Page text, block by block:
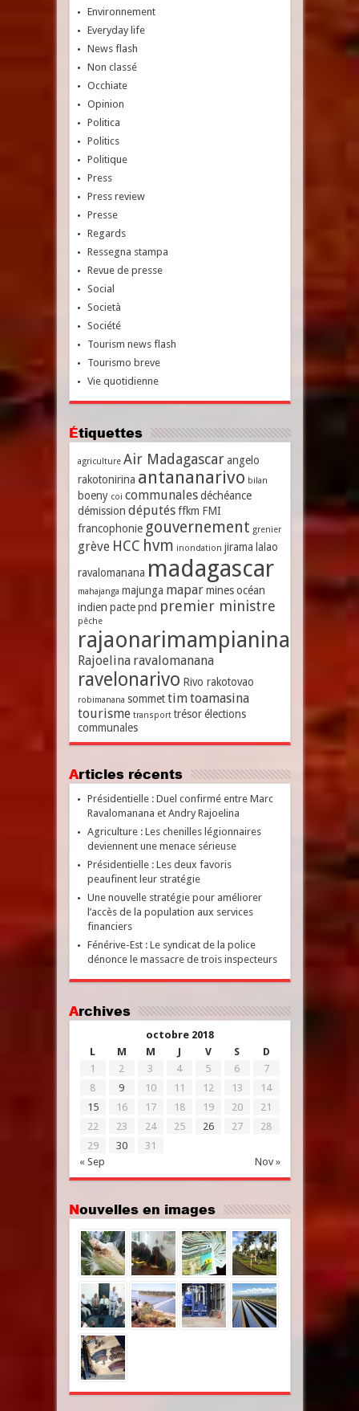
Environnement
Everyday life
News flash
Non classé
Occhiate
Opinion
Politica
Politics
Politique
Press
Press review
Presse
Regards
Ressegna stampa
Revue de presse
Social
Società
Société
Tourism news flash
Tourismo breve
Vie quotidienne
Étiquettes
agriculture Air Madagascar angelo
rakotonirina antananarivo bilan
boeny coi communales déchéance
démission députés ffkm FMI
francophonie gouvernement grenier
grève HCC hvm inondation jirama lalao
ravalomanana madagascar
mahajanga majunga mapar mines océan
indien pacte pnd premier ministre
pêche
rajaonarimampianina
Rajoelina ravalomanana
ravelonarivo Rivo rakotovao
robimanana sommet timtoamasina
tourisme transport trésor élections
communales
Articles récents
Présidentielle : Duel confirmé entre Marc
Ravalomanana et Andry Rajoelina
Agriculture : Les chenilles légionnaires
deviennent une menace sérieuse
Présidentielle : Les deux favoris
peaufinent leur stratégie
Une nouvelle stratégie pour améliorer
l’accès de la population aux services
financiers
Fénérive-Est : Le syndicat de la police
dénonce le massacre de trois inspecteurs
Archives
octobre 2018
L
M M J V S D
« Sep Nov »
1 2 3 4 5 6
7
8
9 10 11 12 13
14
15
16 17 18 19 20
21
22
23 24 25 26 27
28
29
30 31
Nouvelles en images